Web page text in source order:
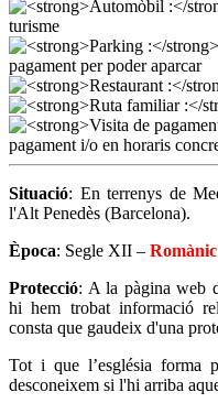
Situació: En terrenys de
l'Alt Penedès (Barcelona).
Època: Segle XII – Romànic
Protecció: A la pàgina web
hi hem trobat informació
consta que gaudeix d'una
Tot i que l’església forma
desconeixem si l'hi arriba